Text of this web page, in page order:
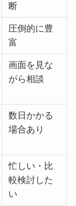
断
圧倒的に豊
富
画面を見な
がら相談
数日かかる
場合あり
忙しい・比
較検討した
い